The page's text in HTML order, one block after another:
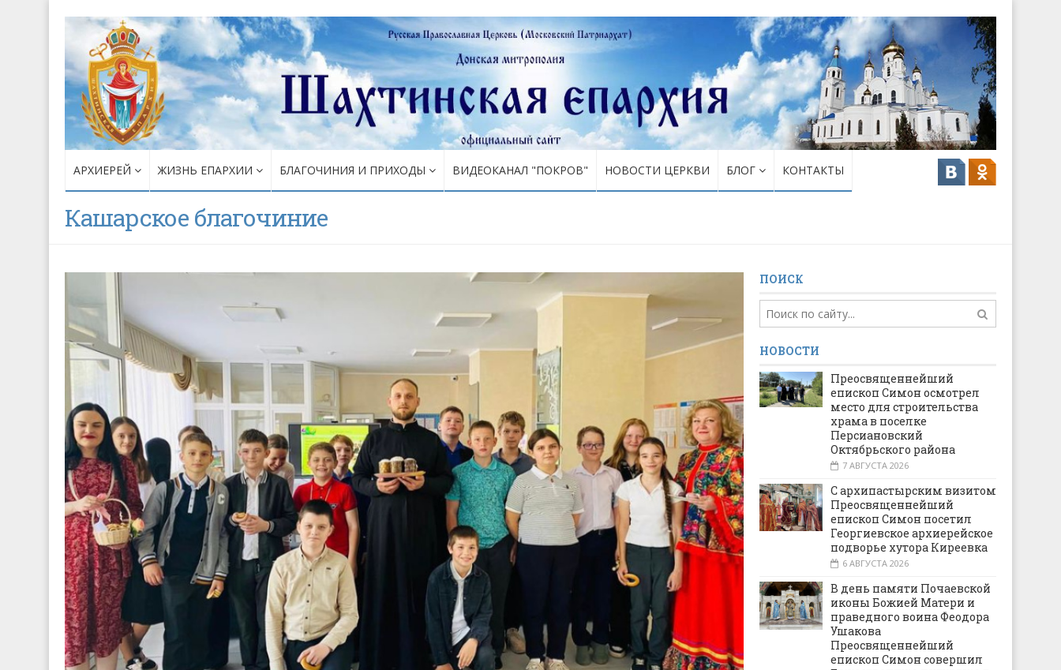
АРХИЕРЕЙ ЖИЗНЬ ЕПАРХИИ БЛАГОЧИНИЯ И ПРИХОДЫ ВИДЕОКАНАЛ "ПОКРОВ" НОВОСТИ ЦЕРКВИ БЛОГ КОНТАКТЫ
Кашарское благочиние
ПОИСК
НОВОСТИ
Преосвященнейший
епископ Симон осмотрел
место для строительства
храма в поселке
Персиановский
Октябрьского района
7 АВГУСТА 2026
С архипастырским визитом
Преосвященнейший
епископ Симон посетил
Георгиевское архиерейское
подворье хутора Киреевка
6 АВГУСТА 2026
В день памяти Почаевской
иконы Божией Матери и
праведного воина Феодора
Ушакова
Преосвященнейший
епископ Симон совершил